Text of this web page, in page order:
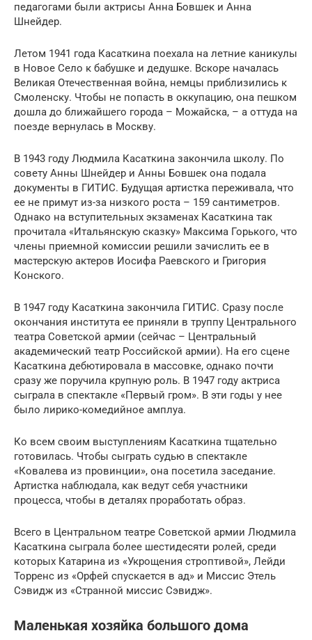
педагогами были актрисы Анна Бовшек и Анна
Шнейдер.
Летом 1941 года Касаткина поехала на летние каникулы
в Новое Село к бабушке и дедушке. Вскоре началась
Великая Отечественная война, немцы приблизились к
Смоленску. Чтобы не попасть в оккупацию, она пешком
дошла до ближайшего города – Можайска, – а оттуда на
поезде вернулась в Москву.
В 1943 году Людмила Касаткина закончила школу. По
совету Анны Шнейдер и Анны Бовшек она подала
документы в ГИТИС. Будущая артистка переживала, что
ее не примут из-за низкого роста – 159 сантиметров.
Однако на вступительных экзаменах Касаткина так
прочитала «Итальянскую сказку» Максима Горького, что
члены приемной комиссии решили зачислить ее в
мастерскую актеров Иосифа Раевского и Григория
Конского.
В 1947 году Касаткина закончила ГИТИС. Сразу после
окончания института ее приняли в труппу Центрального
театра Советской армии (сейчас – Центральный
академический театр Российской армии). На его сцене
Касаткина дебютировала в массовке, однако почти
сразу же поручила крупную роль. В 1947 году актриса
сыграла в спектакле «Первый гром». В эти годы у нее
было лирико-комедийное амплуа.
Ко всем своим выступлениям Касаткина тщательно
готовилась. Чтобы сыграть судью в спектакле
«Ковалева из провинции», она посетила заседание.
Артистка наблюдала, как ведут себя участники
процесса, чтобы в деталях проработать образ.
Всего в Центральном театре Советской армии Людмила
Касаткина сыграла более шестидесяти ролей, среди
которых Катарина из «Укрощения строптивой», Лейди
Торренс из «Орфей спускается в ад» и Миссис Этель
Сэвидж из «Странной миссис Сэвидж».
Маленькая хозяйка большого дома